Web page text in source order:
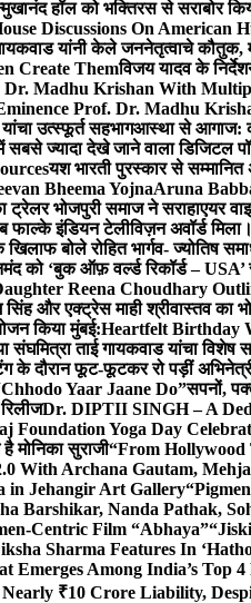
हॉल को भक्तिरस से सराबोर
Discussions On American
यांनी केले जननेतृत्वाचे कौतुक,
Create Themविजय यादव के
Madhu Krishan With
Prof. Dr. Madhu
उत्स्फूर्त सहभागआस्था से आगाज:
सबसे ज्यादा देखे जाने वाला डिजिटल
यश भारती पुरस्कार से
Bheema YojnaAruna
ट्रेलर भोजपुरी समाज ने सराहाएयर
फाल्के इंडियन टेलीविज़न अवॉर्ड
बोले रोहित भार्गव- ज्योतिष
को ‘बुक ऑफ़ वर्ल्ड रिकॉर्ड – USA’
Reena Choudhary
और एक्ट्रेस माही श्रीवास्तव का
किया मुंबई:Heartfelt Birthday
संघमित्रा ताई गायकवाड यांचा विशेष
के दौरान फूट-फूटकर रो पड़ीं अभिनेत्री
Yaar Jaane Do”सपनों,
Dr. DIPTII SINGH – A
Foundation Yoga Day
मोनिका सुराजी“From Hollywood
With Archana Gautam,
in Jehangir Art Gallery
Barshikar, Nanda Pathak,
Centric Film “Abhaya”
Sharma Features In
Emerges Among India’s Top
Nearly ₹10 Crore Liability,